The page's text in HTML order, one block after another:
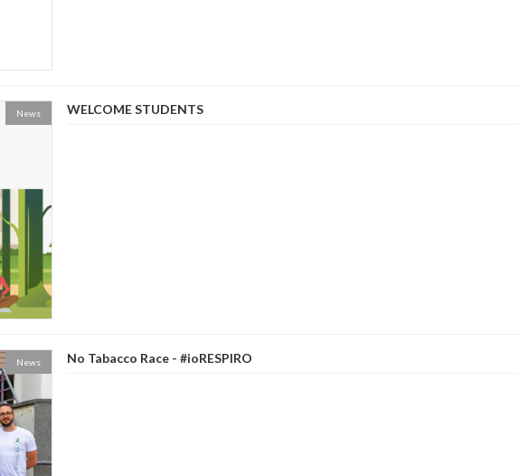
News WELCOME STUDENTS
News No Tabacco Race - #ioRESPIRO